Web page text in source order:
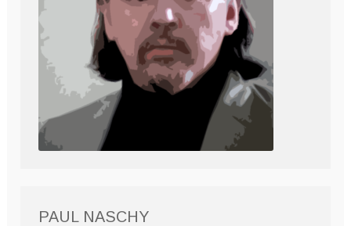
PAUL NASCHY